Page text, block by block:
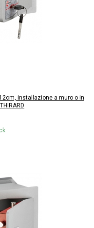
installazione a muro o in